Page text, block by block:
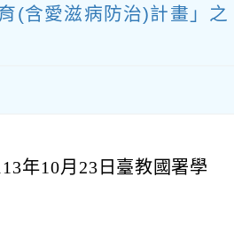
(含愛滋病防治)計畫」
年10月23日臺教國署學